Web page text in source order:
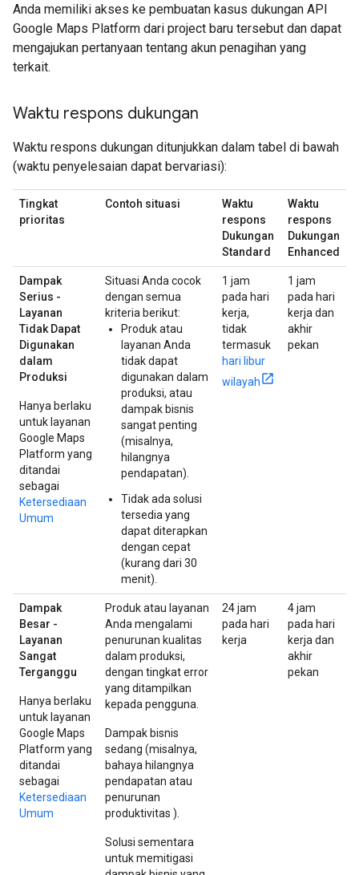
Anda memiliki akses ke pembuatan kasus dukungan API
Google Maps Platform dari project baru tersebut dan dapat
mengajukan pertanyaan tentang akun penagihan yang
terkait.
Waktu respons dukungan
Waktu respons dukungan ditunjukkan dalam tabel di bawah
(waktu penyelesaian dapat bervariasi):
Tingkat
prioritas
Contoh situasi
Waktu
respons
Dukungan
Standard
Waktu
respons
Dukungan
Enhanced
Dampak
Serius -
Layanan
Tidak Dapat
Digunakan
dalam
Produksi
Hanya berlaku
untuk layanan
Google Maps
Platform yang
ditandai
sebagai
Ketersediaan
Umum
Situasi Anda cocok
dengan semua
kriteria berikut:
Produk atau
layanan Anda
tidak dapat
digunakan dalam
produksi, atau
dampak bisnis
sangat penting
(misalnya,
hilangnya
pendapatan).
Tidak ada solusi
tersedia yang
dapat diterapkan
dengan cepat
(kurang dari 30
menit).
1 jam
pada hari
kerja,
tidak
termasuk
hari libur
wilayah
1 jam
pada hari
kerja dan
akhir
pekan
Dampak
Besar -
Layanan
Sangat
Terganggu
Hanya berlaku
untuk layanan
Google Maps
Platform yang
ditandai
sebagai
Ketersediaan
Umum
Produk atau layanan
Anda mengalami
penurunan kualitas
dalam produksi,
dengan tingkat error
yang ditampilkan
kepada pengguna.
Dampak bisnis
sedang (misalnya,
bahaya hilangnya
pendapatan atau
penurunan
produktivitas ).
Solusi sementara
untuk memitigasi
24 jam
pada hari
kerja
4 jam
pada hari
kerja dan
akhir
pekan